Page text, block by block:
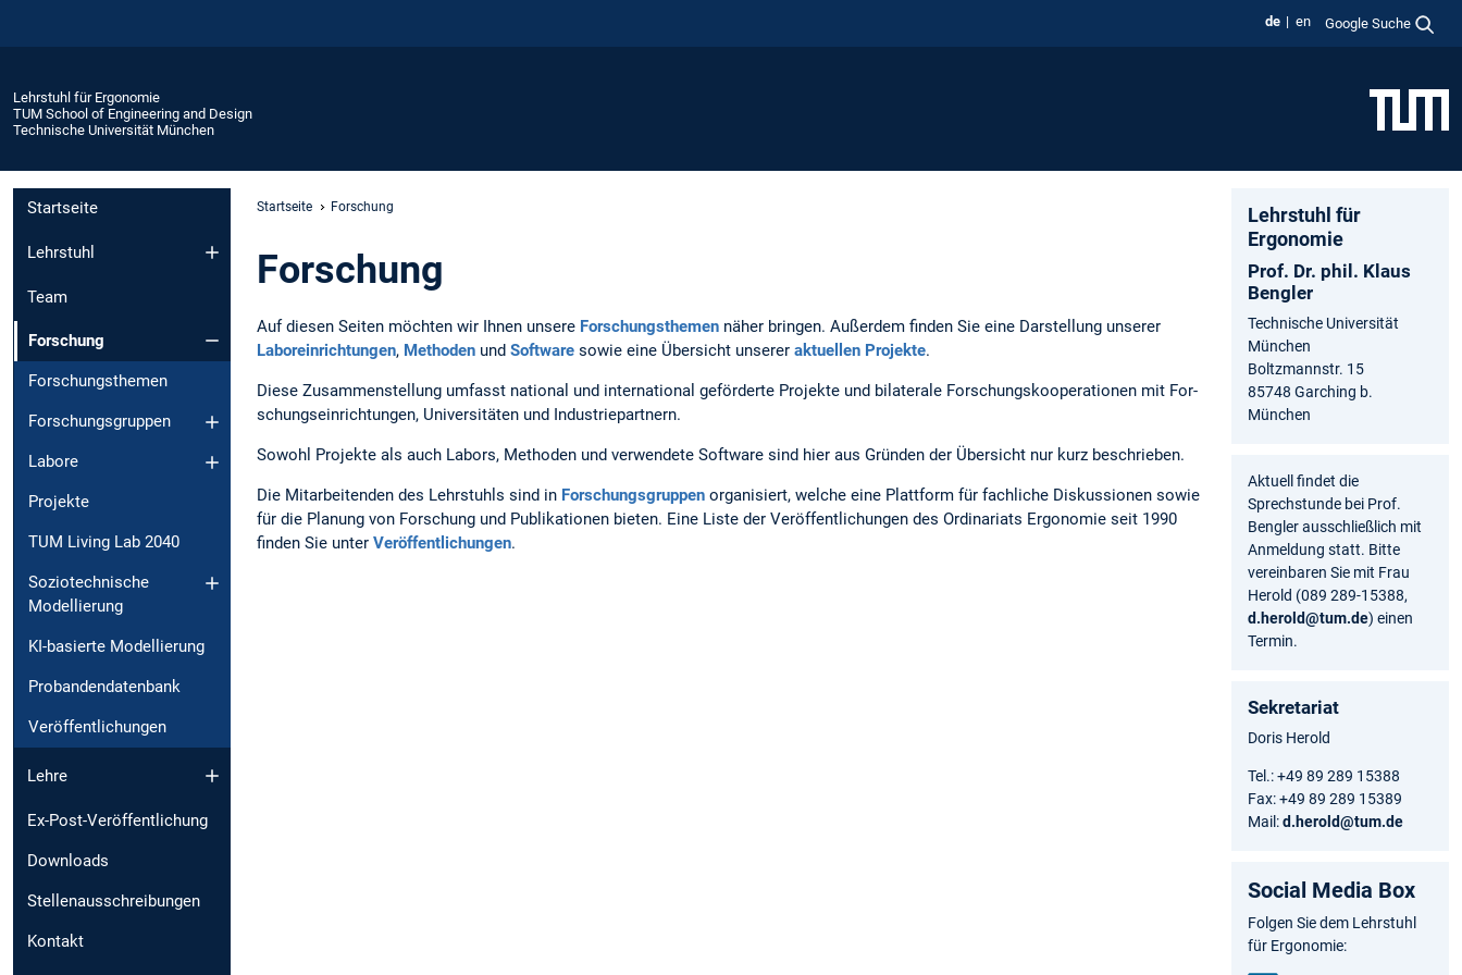
de en Google Suche
Lehrstuhl für Ergonomie
TUM School of Engineering and Design
Technische Universität München
Startseite
Lehrstuhl
Team
Forschung
Forschungsthemen
Forschungsgruppen
Labore
Projekte
TUM Living Lab 2040
Soziotechnische
Modellierung
KI-basierte Modellierung
Probandendatenbank
Veröffentlichungen
Lehre
Ex-Post-Veröffentlichung
Downloads
Stellenausschreibungen
Kontakt
Startseite Forschung
Forschung
Auf die­sen Sei­ten möch­ten wir Ihnen unsere For­schungs­the­men näher brin­gen. Außer­dem fin­den Sie eine Dar­stel­lung unse­rer
Laboreinrichtungen, Methoden und Software sowie eine Über­sicht unse­rer aktu­el­len Projekte.
Diese Zusam­men­stel­lung umfasst natio­nal und inter­na­tional geför­derte Projekte und bilate­rale For­schungs­ko­ope­ra­tio­nen mit For­
schungs­ein­rich­tun­gen, Uni­ver­si­tä­ten und Industriepartnern.
Sowohl Pro­jekte als auch Labors, Metho­den und verwendete Software sind hier aus Grün­den der Über­sicht nur kurz beschrie­ben.
Die Mitarbeitenden des Lehrstuhls sind in Forschungsgruppen organisiert, welche eine Plattform für fachliche Diskussionen sowie
für die Planung von Forschung und Publikationen bieten. Eine Liste der Veröffentlichungen des Ordinariats Ergonomie seit 1990
finden Sie unter Veröffentlichungen.
Lehrstuhl für
Ergonomie
Prof. Dr. phil. Klaus
Bengler
Technische Universität
München
Boltzmannstr. 15
85748 Garching b.
München
Aktuell findet die
Sprechstunde bei Prof.
Bengler ausschließlich mit
Anmeldung statt. Bitte
vereinbaren Sie mit Frau
Herold (089 289-15388,
d.herold@tum.de) einen
Termin.
Sekretariat
Doris Herold
Tel.: +49 89 289 15388
Fax: +49 89 289 15389
Mail:d.herold@tum.de
Social Media Box
Folgen Sie dem Lehrstuhl
für Ergonomie: